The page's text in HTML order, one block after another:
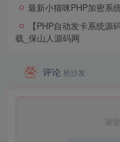
最新小猫咪PHP加密系
【PHP自动发卡系统
载_保山人源码网
评论 抢沙发
请